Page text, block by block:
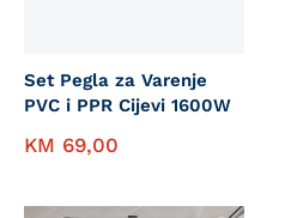
Set Pegla za Varenje
PVC i PPR Cijevi 1600W
KM 69,00